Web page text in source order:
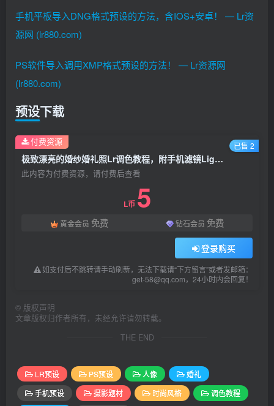
手机平板导入DNG格式预设的方法，含IOS+安卓！ — Lr资
源网 (lr880.com)
PS软件导入调用XMP格式预设的方法！ — Lr资源网
(lr880.com)
预设下载
极致漂亮的婚纱婚礼照Lr调色教程，附手机滤镜Lightroom+PS预设下载！
此内容为付费资源，请付费后查看
L币 5
黄金会员 免费 钻石会员 免费
登录购买
如支付后不跳转请手动刷新，无法下载请“下方留言”或者发邮箱：
get-58@qq.com，24小时内会回复！
付费资源 已售 2
© 版权声明
文章版权归作者所有，未经允许请勿转载。
THE END
LR预设 PS预设 人像
婚礼
手机预设
摄影题材 时尚风格
调色教程